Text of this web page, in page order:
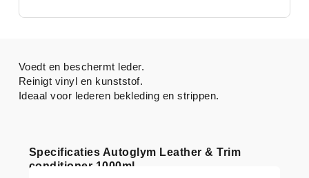
Specificaties Autoglym Leather & Trim
conditioner 1000ml
Voedt en beschermt leder.
Reinigt vinyl en kunststof.
Ideaal voor lederen bekleding en strippen.